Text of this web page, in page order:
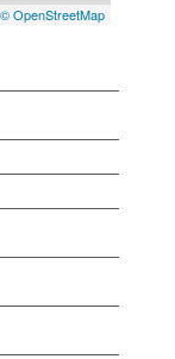
© OpenStreetMap